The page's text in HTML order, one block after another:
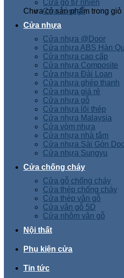
Chưa có sản phẩm trong giỏ
Cửa gỗ tự nhiên
Cửa vòm gỗ
Cửa nhựa
Cửa nhựa @Door
Cửa nhựa ABS Hàn
Cửa nhựa cao cấp
Cửa nhựa Composite
Cửa nhựa Đài Loan
Cửa nhựa ghép thanh
Cửa nhựa giá rẻ
Cửa nhựa gỗ
Cửa nhựa lõi thép
Cửa nhựa Malaysia
Cửa vòm nhựa
Cửa nhựa nhà tắm
Cửa nhựa Sài Gòn
Cửa nhựa Sungyu
Cửa chống cháy
Cửa gỗ chống cháy
Cửa thép chống cháy
Cửa thép vân gỗ
Cửa vân gỗ 5D
Cửa nhôm vân gỗ
Nội thất
Phụ kiện cửa
Tin tức